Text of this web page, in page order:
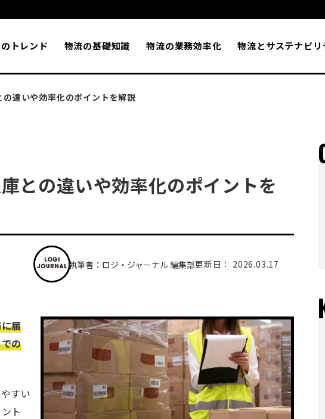
トレンド 物流の基礎知識 物流の業務効率化 物流とサステナビリ
違いや効率化のポイントを解説
との違いや効率化のポイントを
執筆者：ロジ・ジャーナル 編集部更新日： 2026.03.17
届
の
すい
ト